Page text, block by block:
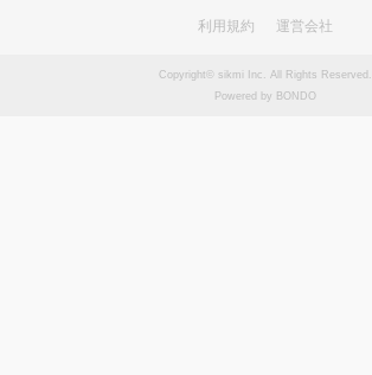
利用規約 運営会社
Copyright© sikmi Inc. All Rights Reserved.
Powered by BONDO